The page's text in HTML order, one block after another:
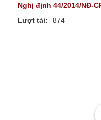
Nghị định 44/2014/NĐ-
Lượt tải:
874